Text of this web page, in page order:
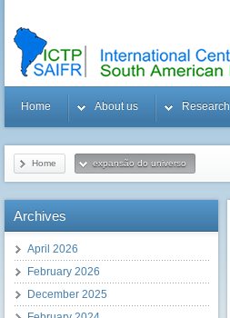
Home About us Research
Home expansão do universo
Archives
April 2026
February 2026
December 2025